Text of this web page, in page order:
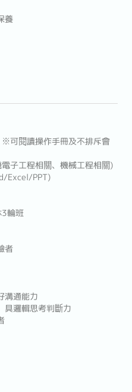
養
※可閱讀操作手冊及不排斥會
子工程相關、機械工程相關)
Excel/PPT)
輪班
者
溝通能力
具邏輯思考判斷力